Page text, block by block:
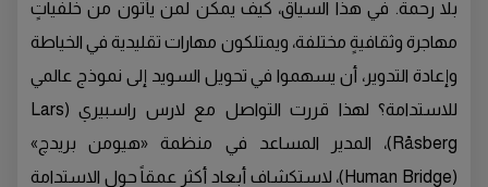
بلا رحمة. في هذا السياق، كيف يمكن لمن يأتون من خلفياتٍ
مهاجرة وثقافيةٍ مختلفة، ويمتلكون مهارات تقليدية في الخياطة
وإعادة التدوير، أن يسهموا في تحويل السويد إلى نموذج عالمي
للاستدامة؟ لهذا قررت التواصل مع لارس راسبيري (Lars
Råsberg)، المدير المساعد في منظمة «هيومن بريدچ»
(Human Bridge)، لاستكشاف أبعاد أكثر عمقاً حول الاستدامة